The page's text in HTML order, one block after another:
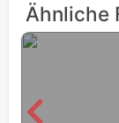
Ähnliche